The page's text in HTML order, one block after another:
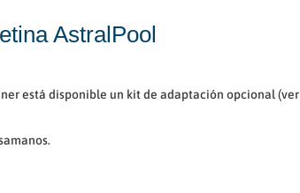
AstralPool
está disponible un kit de adaptación opcional (ver